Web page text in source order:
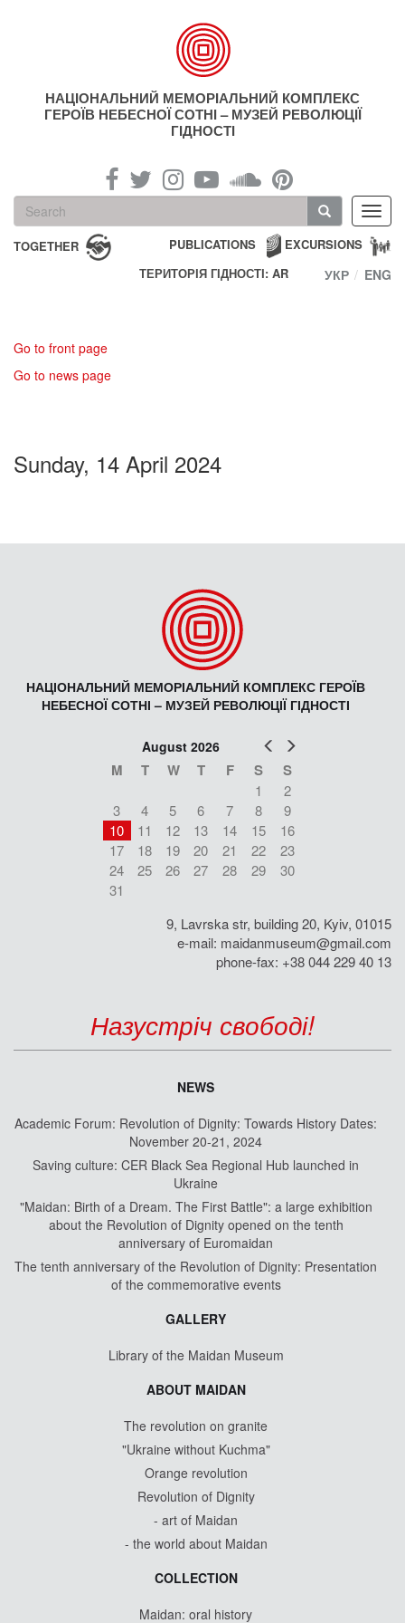
НАЦІОНАЛЬНИЙ МЕМОРІАЛЬНИЙ КОМПЛЕКС
ГЕРОЇВ НЕБЕСНОЇ СОТНІ – МУЗЕЙ РЕВОЛЮЦІЇ
ГІДНОСТІ
Search
form
Search
TOGETHER EXCURSIONS
PUBLICATIONS
ТЕРИТОРІЯ ГІДНОСТІ: AR
УКР ENG
Go to front page
Go to news page
Sunday, 14 April 2024
НАЦІОНАЛЬНИЙ МЕМОРІАЛЬНИЙ КОМПЛЕКС ГЕРОЇВ
НЕБЕСНОЇ СОТНІ – МУЗЕЙ РЕВОЛЮЦІЇ ГІДНОСТІ
Prev
August 2026
M T W T F S S
1
2
3
4 5 6 7 8
9
10
11 12 13 14 15
16
17
18 19 20 21 22
23
24
25 26 27 28 29
30
31
9, Lavrska str, building 20, Kyiv, 01015
e-mail: maidanmuseum@gmail.com
phone-fax: +38 044 229 40 13
Назустріч свободі!
NEWS
Academic Forum: Revolution of Dignity: Towards History Dates:
November 20-21, 2024
Saving culture: CER Black Sea Regional Hub launched in
Ukraine
"Maidan: Birth of a Dream. The First Battle": a large exhibition
about the Revolution of Dignity opened on the tenth
anniversary of Euromaidan
The tenth anniversary of the Revolution of Dignity: Presentation
of the commemorative events
GALLERY
Library of the Maidan Museum
ABOUT MAIDAN
The revolution on granite
"Ukraine without Kuchma"
Orange revolution
Revolution of Dignity
- art of Maidan
- the world about Maidan
COLLECTION
Maidan: oral history